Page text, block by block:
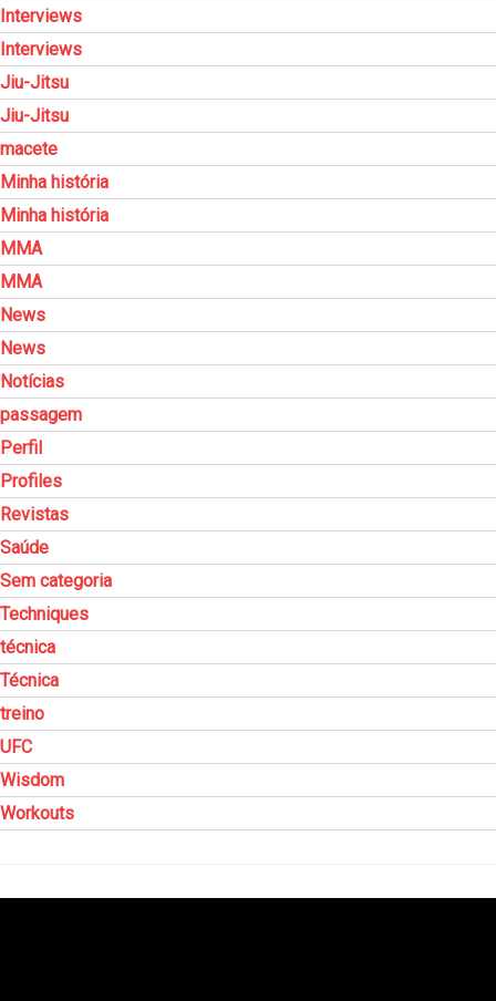
Interviews
Interviews
Jiu-Jitsu
Jiu-Jitsu
macete
Minha história
Minha história
MMA
MMA
News
News
Notícias
passagem
Perfil
Profiles
Revistas
Saúde
Sem categoria
Techniques
técnica
Técnica
treino
UFC
Wisdom
Workouts